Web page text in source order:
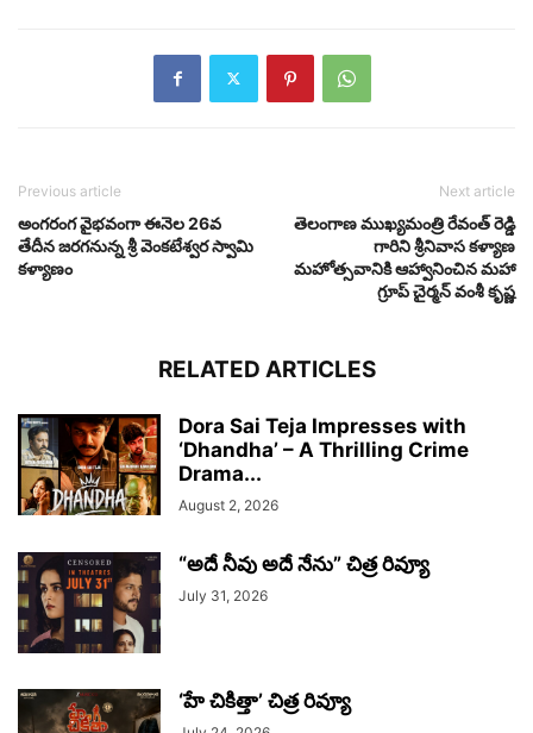
Previous article
అంగరంగ వైభవంగా ఈనెల 26వ
తేదీన జరగనున్న శ్రీ వెంకటేశ్వర స్వామి
కళ్యాణం
Next article
తెలంగాణ ముఖ్యమంత్రి రేవంత్ రెడ్డి
గారిని శ్రీనివాస కళ్యాణ
మహోత్సవానికి ఆహ్వానించిన మహా
గ్రూప్ చైర్మన్ వంశీ కృష్ణ
RELATED ARTICLES
Dora Sai Teja Impresses with
‘Dhandha’ – A Thrilling Crime
Drama...
August 2, 2026
“అదే నీవు అదే నేను” చిత్ర రివ్యూ
July 31, 2026
‘హే చికిత్తా’ చిత్ర రివ్యూ